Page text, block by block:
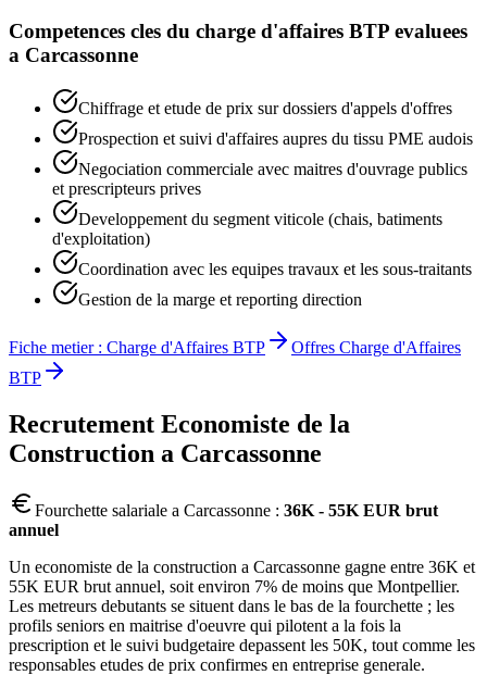
Competences cles du charge d'affaires BTP evaluees
a Carcassonne
Chiffrage et etude de prix sur dossiers d'appels d'offres
Prospection et suivi d'affaires aupres du tissu PME audois
Negociation commerciale avec maitres d'ouvrage publics
et prescripteurs prives
Developpement du segment viticole (chais, batiments
d'exploitation)
Coordination avec les equipes travaux et les sous-traitants
Gestion de la marge et reporting direction
Fiche metier : Charge d'Affaires BTP Offres Charge d'Affaires
BTP
Recrutement Economiste de la
Construction a Carcassonne
Fourchette salariale a Carcassonne : 36K - 55K EUR brut
annuel
Un economiste de la construction a Carcassonne gagne entre 36K et
55K EUR brut annuel, soit environ 7% de moins que Montpellier.
Les metreurs debutants se situent dans le bas de la fourchette ; les
profils seniors en maitrise d'oeuvre qui pilotent a la fois la
prescription et le suivi budgetaire depassent les 50K, tout comme les
responsables etudes de prix confirmes en entreprise generale.